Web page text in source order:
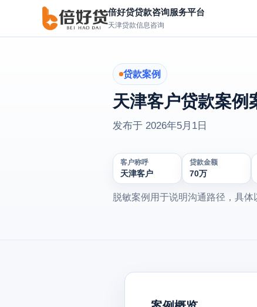
倍好贷贷款咨询服务平台
天津贷款信息咨询
贷款案例
天津客户贷款案例
发布于 2026年5月1日
客户称呼
天津客户
贷款金额
70万
脱敏案例用于说明沟通路径，具体